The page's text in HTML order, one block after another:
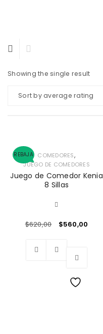
Showing the single result
Sort by average rating
REBAJA COMEDORES,
JUEGO DE COMEDORES
Juego de Comedor Kenia
8 Sillas
$620,00 $560,00